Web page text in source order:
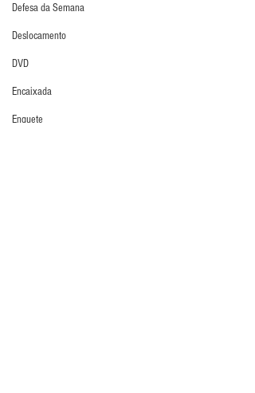
Defesa da Semana
Deslocamento
DVD
Encaixada
Enquete